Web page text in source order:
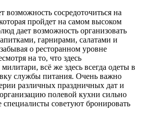
возможность сосредоточиться на
пройдет на самом высоком
дает возможность организовать
гарнирами, салатами и
о ресторанном уровне
на то, что здесь
всё же здесь всегда одеты в
службы питания. Очень важно
различных праздничных дат и
полевой кухни сильно
специалисты советуют бронировать